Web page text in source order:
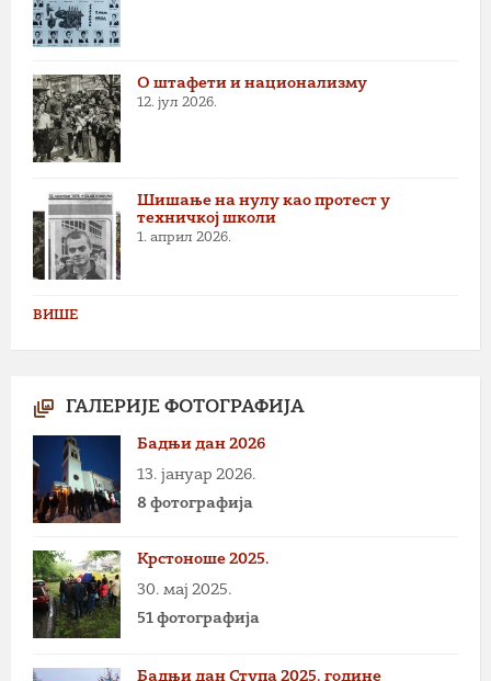
О штафети и национализму
12. јул 2026.
Шишање на нулу као протест у
техничкој школи
1. април 2026.
ВИШЕ
ГАЛЕРИЈЕ ФОТОГРАФИЈА
Бадњи дан 2026
13. јануар 2026.
8 фотографија
Крстоноше 2025.
30. мај 2025.
51 фотографија
Бадњи дан Ступа 2025. године